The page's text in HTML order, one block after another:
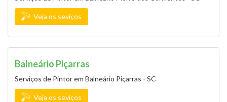
Veja os seviços
Balneário Piçarras
Serviços de Pintor em Balneário Piçarras - SC
Veja os seviços